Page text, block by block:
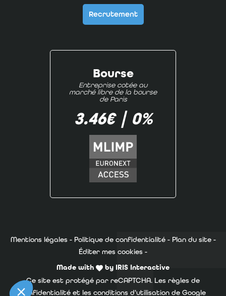
Recrutement
Bourse
Entreprise cotée au
marché libre de la bourse
de Paris
3.46€| 0%
Mentions légales - Politique de confidentialité - Plan du site -
Éditer mes cookies -
Made with by IRIS Interactive
Ce site est protégé par reCAPTCHA. Les règles de
confidentialitéet les conditions d'utilisationde Google